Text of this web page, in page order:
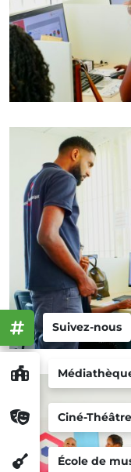
Ciné-Théâtre
École de
Suivez-nous